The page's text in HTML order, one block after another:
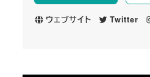
ウェブサイト Twitter